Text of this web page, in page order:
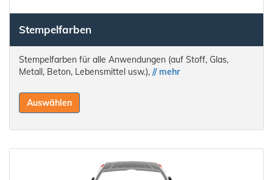
Stempelfarben
Stempelfarben für alle Anwendungen (auf Stoff, Glas,
Metall, Beton, Lebensmittel usw.), // mehr
Auswählen